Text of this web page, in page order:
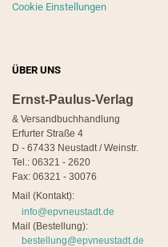
Cookie Einstellungen
ÜBER UNS
Ernst-Paulus-Verlag
& Versandbuchhandlung
Erfurter Straße 4
D - 67433 Neustadt / Weinstr.
Tel.: 06321 - 2620
Fax: 06321 - 30076
Mail (Kontakt):
info@epvneustadt.de
Mail (Bestellung):
bestellung@epvneustadt.de